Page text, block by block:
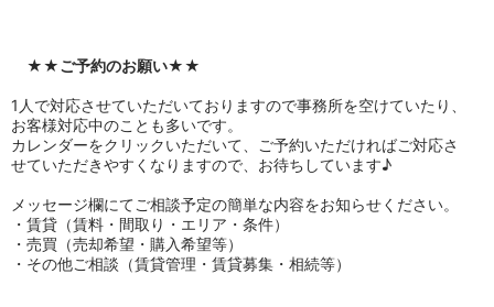
ョ
ン
★★ご予約のお願い★★
1人で対応させていただいておりますので事務所を空けていたり、
お客様対応中のことも多いです。
カレンダーをクリックいただいて、ご予約いただければご対応さ
せていただきやすくなりますので、お待ちしています♪
メッセージ欄にてご相談予定の簡単な内容をお知らせください。
・賃貸（賃料・間取り・エリア・条件）
・売買（売却希望・購入希望等）
・その他ご相談（賃貸管理・賃貸募集・相続等）